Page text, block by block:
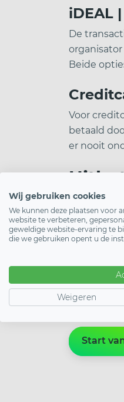
iDEAL
De
Beide
Voor
betaald
er nooit
Als
jou
kies
de
Start
Wij gebruiken cookies
We kunnen deze plaatsen voor
website te verbeteren,
geweldige website-ervaring te
die we gebruiken opent u de
Weigeren